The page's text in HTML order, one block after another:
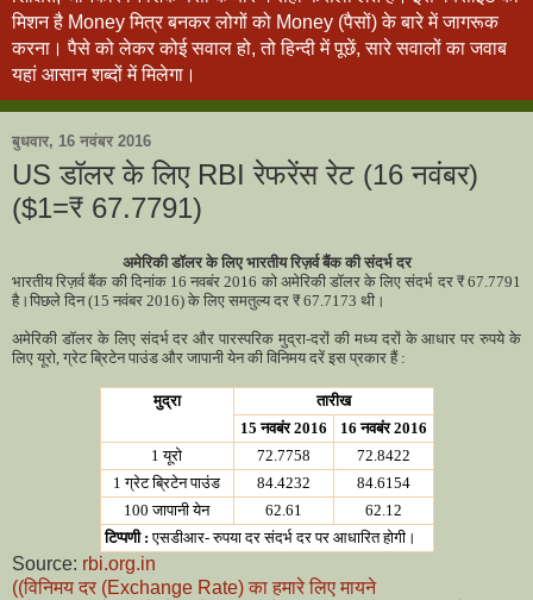
मिशन है Money मित्र बनकर लोगों को Money (पैसों) के बारे में जागरूक
करना। पैसे को लेकर कोई सवाल हो, तो हिन्दी में पूछें, सारे सवालों का जवाब
यहां आसान शब्दों में मिलेगा।
बुधवार, 16 नवंबर 2016
US डॉलर के लिए RBI रेफरेंस रेट (16 नवंबर)
($1=₹ 67.7791)
अमेरिकी डॉलर के लिए भारतीय रिज़र्व बैंक की संदर्भ दर
भारतीय रिज़र्व बैंक की दिनांक 16 नवबंर 2016 को अमेरिकी डॉलर के लिए संदर्भ दर ₹67.7791
है। पिछले दिन (15 नवंबर 2016) के लिए समतुल्‍य दर ₹ 67.7173 थी।
अमेरिकी डॉलर के लिए संदर्भ दर और पारस्‍परिक मुद्रा-दरों की मध्‍य दरों के आधार पर रुपये के
लिए यूरो, ग्रेट ब्रिटेन पाउंड और जापानी येन की विनिमय दरें इस प्रकार हैं :
मुद्रा
तारीख
15 नवबंर 2016
16 नवबंर 2016
1 यूरो
72.7758
72.8422
1 ग्रेट ब्रिटेन पाउंड
84.4232
84.6154
100 जापानी येन
62.61
62.12
टिप्‍पणी : एसडीआर- रुपया दर संदर्भ दर पर आधारित होगी।
Source: rbi.org.in
((विनिमय दर (Exchange Rate) का हमारे लिए मायने